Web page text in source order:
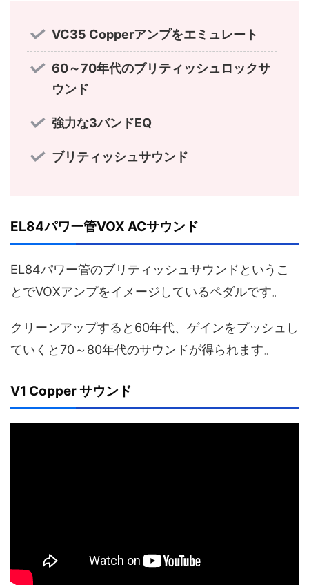
VC35 Copperアンプをエミュレート
60～70年代のブリティッシュロックサ
ウンド
強力な3バンドEQ
ブリティッシュサウンド
EL84パワー管VOX ACサウンド
EL84パワー管のブリティッシュサウンドというこ
とでVOXアンプをイメージしているペダルです。
クリーンアップすると60年代、ゲインをプッシュし
ていくと70～80年代のサウンドが得られます。
V1 Copper サウンド